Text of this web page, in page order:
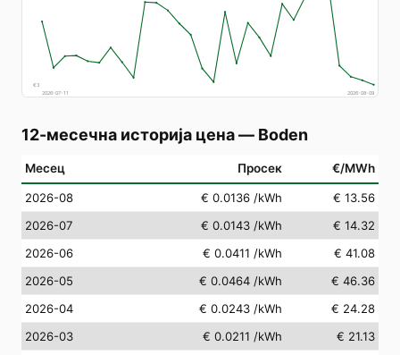
€3
2026-07-11
2026-08-09
12-месечна историја цена— Boden
Месец Просек €/MWh
2026-08 € 0.0136 /kWh
€ 13.56
2026-07
€ 0.0143 /kWh
€ 14.32
2026-06
€ 0.0411 /kWh
€ 41.08
2026-05
€ 0.0464 /kWh
€ 46.36
2026-04
€ 0.0243 /kWh
€ 24.28
2026-03
€ 0.0211 /kWh
€ 21.13